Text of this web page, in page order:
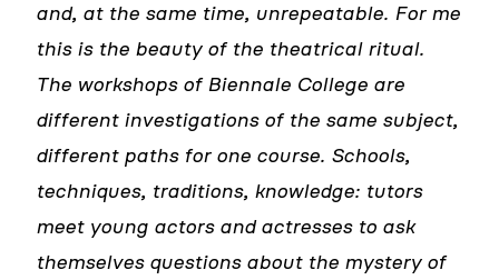
and, at the same time, unrepeatable. For me
this is the beauty of the theatrical ritual.
The workshops of Biennale College are
different investigations of the same subject,
different paths for one course. Schools,
techniques, traditions, knowledge: tutors
meet young actors and actresses to ask
themselves questions about the mystery of